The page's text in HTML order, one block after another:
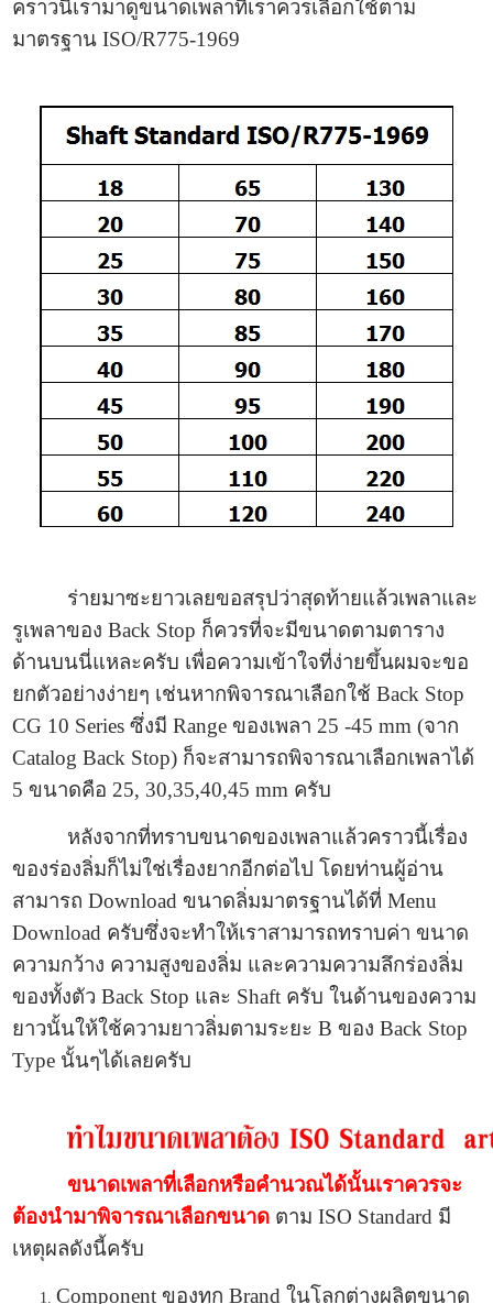
คราวนี้เรามาดูขนาดเพลาที่เราควรเลือกใช้ตาม
มาตรฐาน ISO/R775-1969
ร่ายมาซะยาวเลยขอสรุปว่าสุดท้ายแล้วเพลาและ
รูเพลาของ Back Stop ก็ควรที่จะมีขนาดตามตาราง
ด้านบนนี่แหละครับ เพื่อความเข้าใจที่ง่ายขึ้นผมจะขอ
ยกตัวอย่างง่ายๆ เช่นหากพิจารณาเลือกใช้ Back Stop
CG 10 Series ซึ่งมี Range ของเพลา 25 -45 mm (จาก
Catalog Back Stop) ก็จะสามารถพิจารณาเลือกเพลาได้
5 ขนาดคือ 25, 30,35,40,45 mm ครับ
หลังจากที่ทราบขนาดของเพลาแล้วคราวนี้เรื่อง
ของร่องลิ่มก็ไม่ใช่เรื่องยากอีกต่อไป โดยท่านผู้อ่าน
สามารถ Download ขนาดลิ่มมาตรฐานได้ที่ Menu
Download ครับซึ่งจะทำให้เราสามารถทราบค่า ขนาด
ความกว้าง ความสูงของลิ่ม และความความลึกร่องลิ่ม
ของทั้งตัว Back Stop และ Shaft ครับ ในด้านของความ
ยาวนั้นให้ใช้ความยาวลิ่มตามระยะ B ของ Back Stop
Type นั้นๆได้เลยครับ
ขนาดเพลาที่เลือกหรือคำนวณได้นั้นเราควรจะ
ต้องนำมาพิจารณาเลือกขนาด ตาม ISO Standard มี
เหตุผลดังนี้ครับ
Component ของทุก Brand ในโลกต่างผลิตขนาด